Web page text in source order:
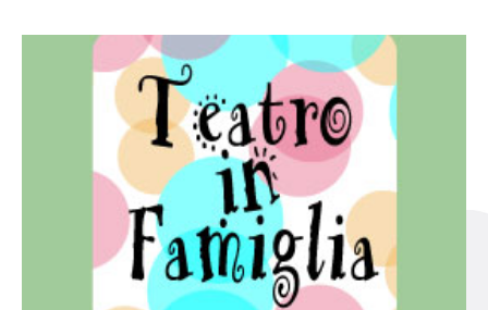
Teatro in famiglia
Teatro In Famiglia è una rassegna di teatro concepita
per far condividere e godere del teatro all’intera
famiglia.
Continua